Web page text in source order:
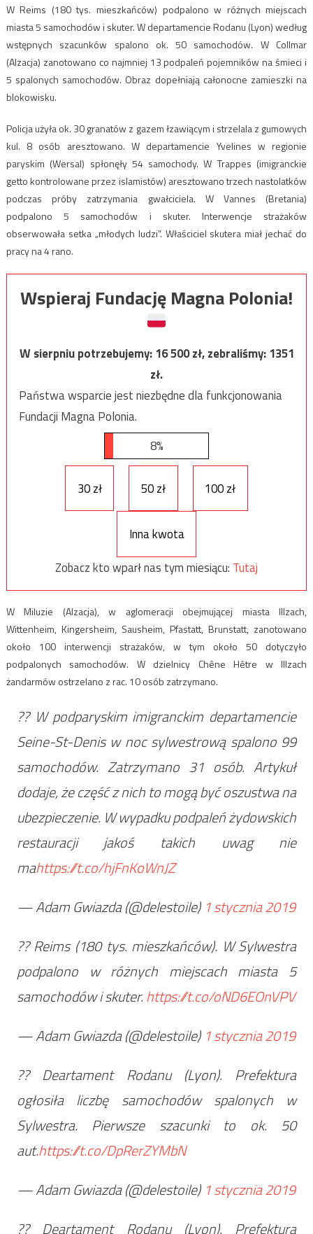
W Reims (180 tys. mieszkańców) podpalono w różnych miejscach
miasta 5 samochodów i skuter. W departamencie Rodanu (Lyon) według
wstępnych szacunków spalono ok. 50 samochodów. W Collmar
(Alzacja) zanotowano co najmniej 13 podpaleń pojemników na śmieci i
5 spalonych samochodów. Obraz dopełniają całonocne zamieszki na
blokowisku.
Policja użyła ok. 30 granatów z gazem łzawiącym i strzelala z gumowych
kul. 8 osób aresztowano. W departamencie Yvelines w regionie
paryskim (Wersal) spłonęły 54 samochody. W Trappes (imigranckie
getto kontrolowane przez islamistów) aresztowano trzech nastolatków
podczas próby zatrzymania gwałciciela. W Vannes (Bretania)
podpalono 5 samochodów i skuter. Interwencje strażaków
obserwowała setka „młodych ludzi”. Właściciel skutera miał jechać do
pracy na 4 rano.
Wspieraj Fundację Magna Polonia!
W sierpniu potrzebujemy:16 500zł, zebraliśmy:1351
zł.
Państwa wsparcie jest niezbędne dla funkcjonowania
Fundacji Magna Polonia.
8%
30 zł 50 zł 100 zł
Inna kwota
Zobacz kto wparł nas tym miesiącu: Tutaj
W Miluzie (Alzacja), w aglomeracji obejmującej miasta Illzach,
Wittenheim, Kingersheim, Sausheim, Pfastatt, Brunstatt, zanotowano
około 100 interwencji strażaków, w tym około 50 dotyczyło
podpalonych samochodów. W dzielnicy Chêne Hêtre w Illzach
żandarmów ostrzelano z rac. 10 osób zatrzymano.
?? W podparyskim imigranckim departamencie
Seine-St-Denis w noc sylwestrową spalono 99
samochodów. Zatrzymano 31 osób. Artykuł
dodaje, że część z nich to mogą być oszustwa na
ubezpieczenie. W wypadku podpaleń żydowskich
restauracji jakoś takich uwag nie
mahttps://t.co/hjFnKoWnJZ
— Adam Gwiazda (@delestoile) 1 stycznia 2019
?? Reims (180 tys. mieszkańców). W Sylwestra
podpalono w różnych miejscach miasta 5
samochodów i skuter.https://t.co/oND6EOnVPV
— Adam Gwiazda (@delestoile) 1 stycznia 2019
?? Deartament Rodanu (Lyon). Prefektura
ogłosiła liczbę samochodów spalonych w
Sylwestra. Pierwsze szacunki to ok. 50
aut.https://t.co/DpRerZYMbN
— Adam Gwiazda (@delestoile) 1 stycznia 2019
?? Deartament Rodanu (Lyon). Prefektura